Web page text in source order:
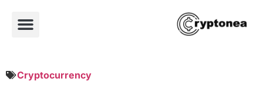
Cryptocurrency